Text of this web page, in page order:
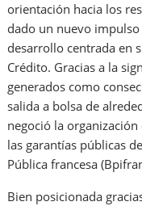
orientación hacia los
dado un nuevo impulso
desarrollo centrada en
Crédito. Gracias a la
generados como
salida a bolsa de
negoció la
las garantías públicas
Pública francesa
Bien posicionada